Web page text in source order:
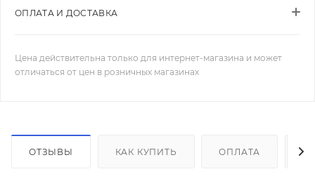
ОПЛАТА И ДОСТАВКА
Цена действительна только для интернет-магазина и может
отличаться от цен в розничных магазинах
ОТЗЫВЫ КАК КУПИТЬ ОПЛАТА